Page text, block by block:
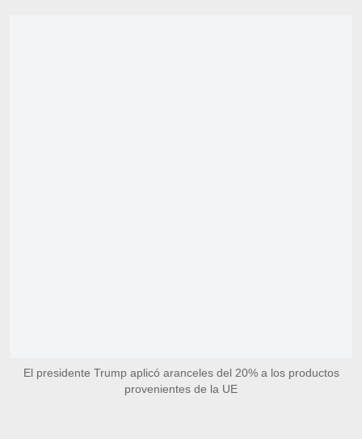
El presidente Trump aplicó aranceles del 20% a los productos
provenientes de la UE